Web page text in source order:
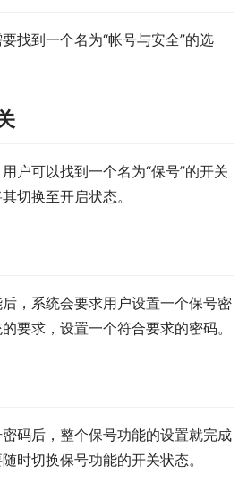
找到一个名为“帐号与安全”的选
户可以找到一个名为“保号”的开关
切换至开启状态。
，系统会要求用户设置一个保号密
要求，设置一个符合要求的密码。
码后，整个保号功能的设置就完成
时切换保号功能的开关状态。